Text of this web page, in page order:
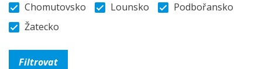
Chomutovsko
Lounsko
Podbořansko
Žatecko